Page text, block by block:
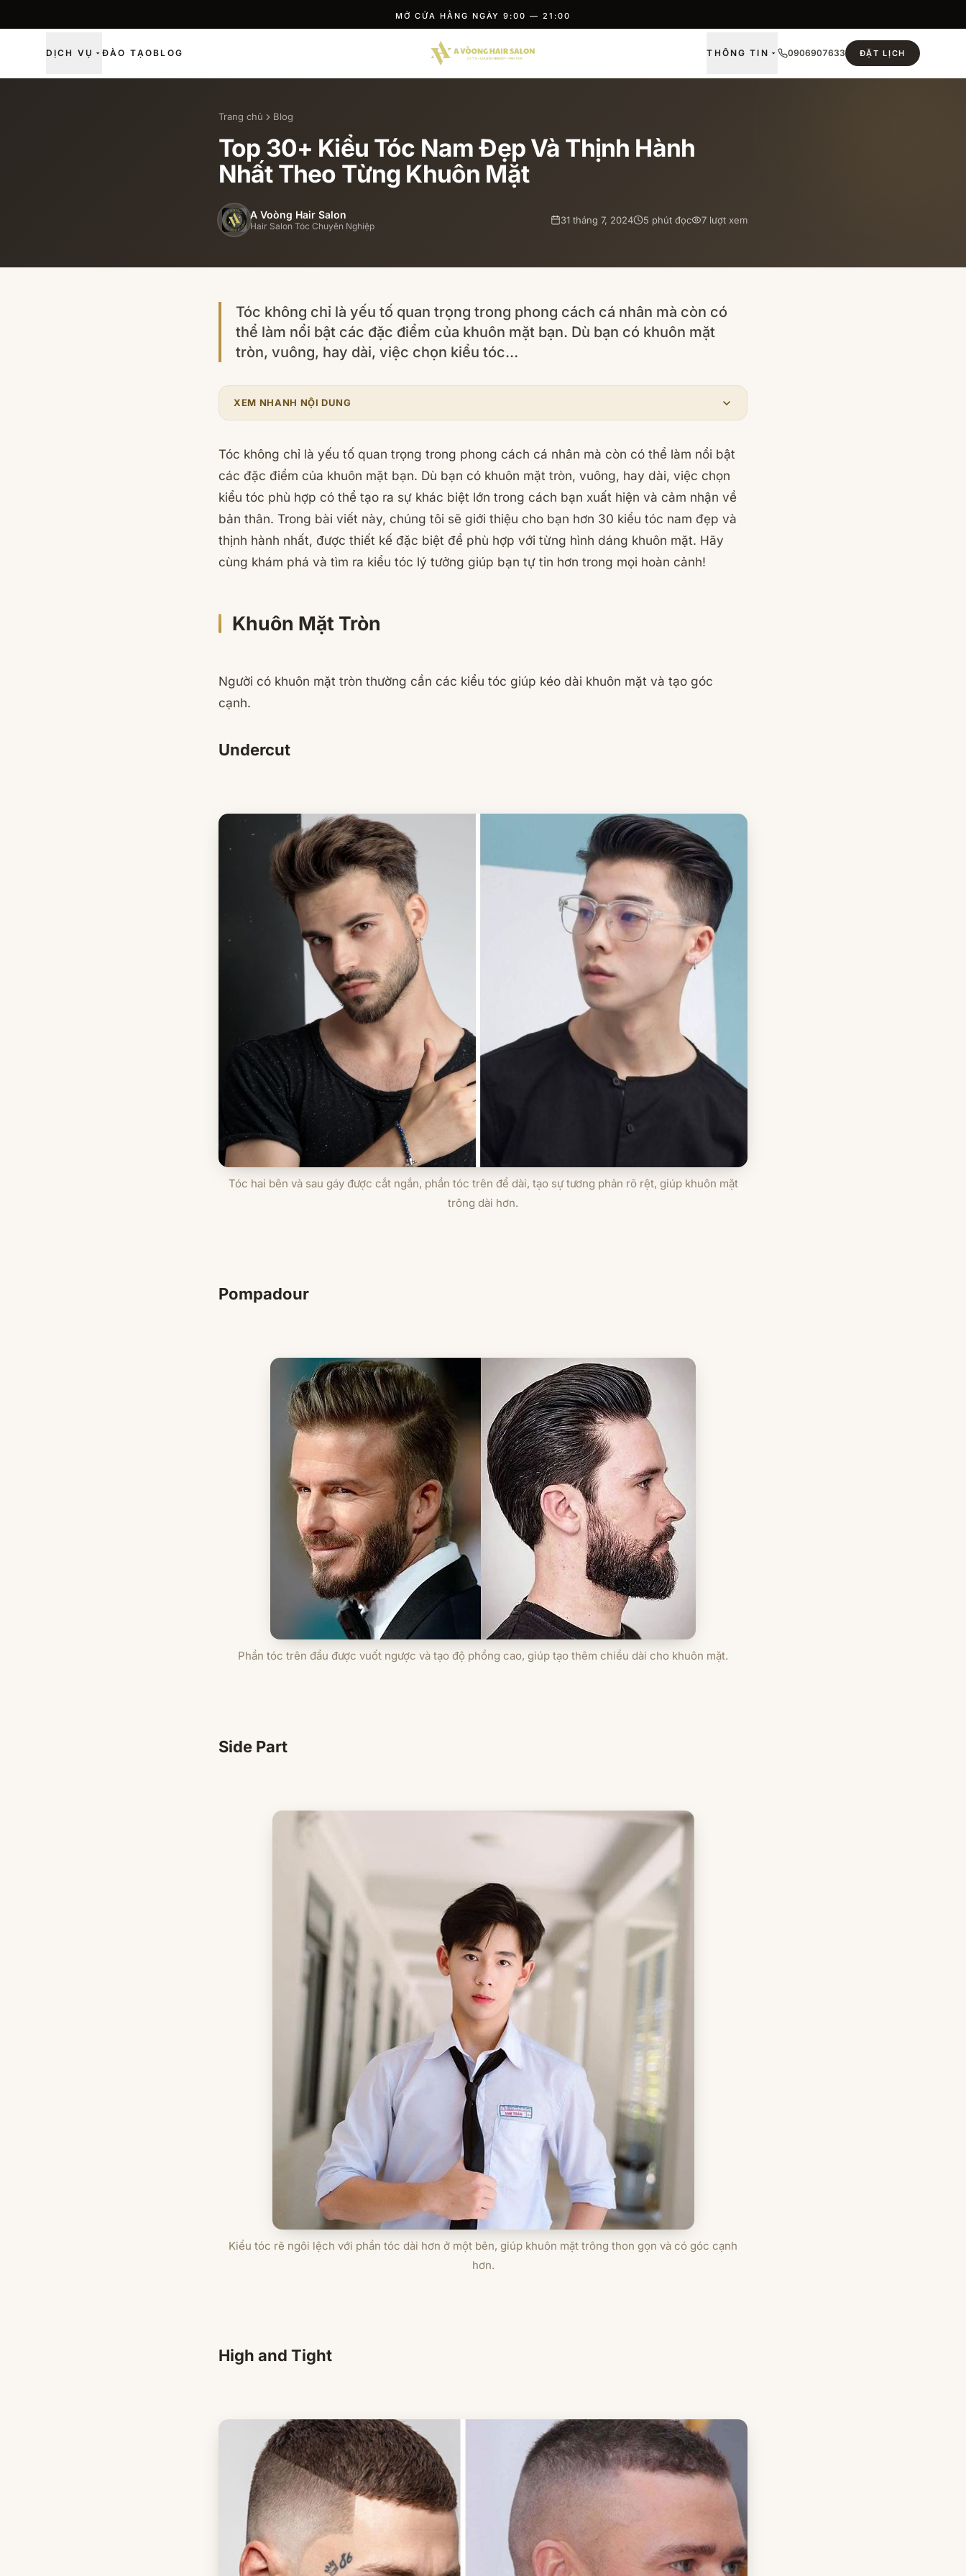
MỞ CỬA HẰNG NGÀY 9:00 — 21:00
DỊCH VỤ ĐÀO TẠOBLOG THÔNG TIN 0906907633 ĐẶT LỊCH
Trang chủ Blog
Top 30+ Kiểu Tóc Nam Đẹp Và Thịnh Hành
Nhất Theo Từng Khuôn Mặt
A Voòng Hair Salon
Hair Salon Tóc Chuyên Nghiệp
31 tháng 7, 2024 5 phút đọc 7 lượt xem
Tóc không chỉ là yếu tố quan trọng trong phong cách cá nhân mà còn có
thể làm nổi bật các đặc điểm của khuôn mặt bạn. Dù bạn có khuôn mặt
tròn, vuông, hay dài, việc chọn kiểu tóc…
XEM NHANH NỘI DUNG
Tóc không chỉ là yếu tố quan trọng trong phong cách cá nhân mà còn có thể làm nổi bật
các đặc điểm của khuôn mặt bạn. Dù bạn có khuôn mặt tròn, vuông, hay dài, việc chọn
kiểu tóc phù hợp có thể tạo ra sự khác biệt lớn trong cách bạn xuất hiện và cảm nhận về
bản thân. Trong bài viết này, chúng tôi sẽ giới thiệu cho bạn hơn 30 kiểu tóc nam đẹp và
thịnh hành nhất, được thiết kế đặc biệt để phù hợp với từng hình dáng khuôn mặt. Hãy
cùng khám phá và tìm ra kiểu tóc lý tưởng giúp bạn tự tin hơn trong mọi hoàn cảnh!
Khuôn Mặt Tròn
Người có khuôn mặt tròn thường cần các kiểu tóc giúp kéo dài khuôn mặt và tạo góc
cạnh.
Undercut
Tóc hai bên và sau gáy được cắt ngắn, phần tóc trên để dài, tạo sự tương phản rõ rệt, giúp khuôn mặt
trông dài hơn.
Pompadour
Phần tóc trên đầu được vuốt ngược và tạo độ phồng cao, giúp tạo thêm chiều dài cho khuôn mặt.
Side Part
Kiểu tóc rẽ ngôi lệch với phần tóc dài hơn ở một bên, giúp khuôn mặt trông thon gọn và có góc cạnh
hơn.
High and Tight